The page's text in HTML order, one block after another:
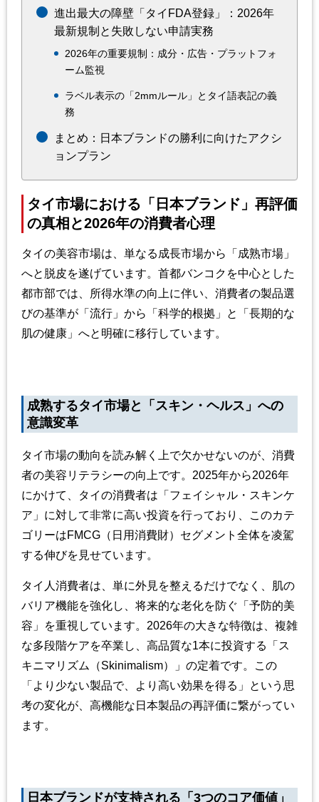
進出最大の障壁「タイFDA登録」：2026年
最新規制と失敗しない申請実務
2026年の重要規制：成分・広告・プラットフォ
ーム監視
ラベル表示の「2mmルール」とタイ語表記の義
務
まとめ：日本ブランドの勝利に向けたアクシ
ョンプラン
タイ市場における「日本ブランド」再評価
の真相と2026年の消費者心理
タイの美容市場は、単なる成長市場から「成熟市場」
へと脱皮を遂げています。首都バンコクを中心とした
都市部では、所得水準の向上に伴い、消費者の製品選
びの基準が「流行」から「科学的根拠」と「長期的な
肌の健康」へと明確に移行しています。
成熟するタイ市場と「スキン ・ヘルス」への
意識変革
タイ市場の動向を読み解く上で欠かせないのが、消費
者の美容リテラシーの向上です。 2025年から2026年
にかけて、タイの消費者は「フェイシャル ・スキンケ
ア」に対して非常に高い投資を行っており、このカテ
ゴリーはFMCG （日用消費財）セグメント全体を凌駕
する伸びを見せています。
タイ人消費者は、単に外見を整えるだけでなく、肌の
バリア機能を強化し、将来的な老化を防ぐ「予防的美
容」を重視しています。 2026年の大きな特徴は、複雑
な多段階ケアを卒業し、高品質な1本に投資する「ス
キニマリズム（Skinimalism）」の定着です。この
「より少ない製品で、より高い効果を得る」という思
考の変化が、高機能な日本製品の再評価に繋がってい
ます。
日本ブランドが支持される「 3つのコア価値」